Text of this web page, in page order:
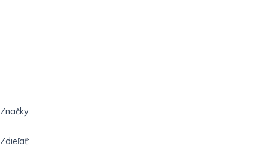
Značky:
Zdieľať: